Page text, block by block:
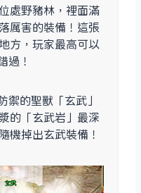
處野豬林，裡面滿
厲害的裝備！這張
方，玩家最高可以
過！
禦的聖獸「玄武」
的「玄武岩」最深
機掉出玄武裝備！